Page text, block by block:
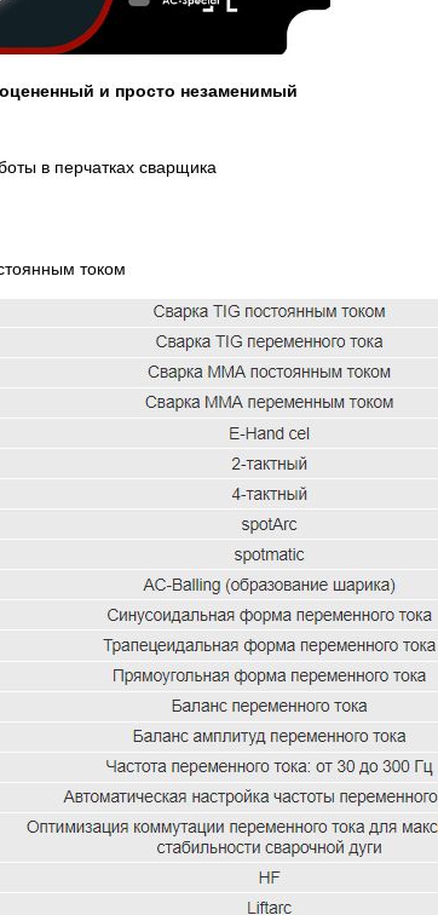
и просто незаменимый
в перчатках сварщика
током